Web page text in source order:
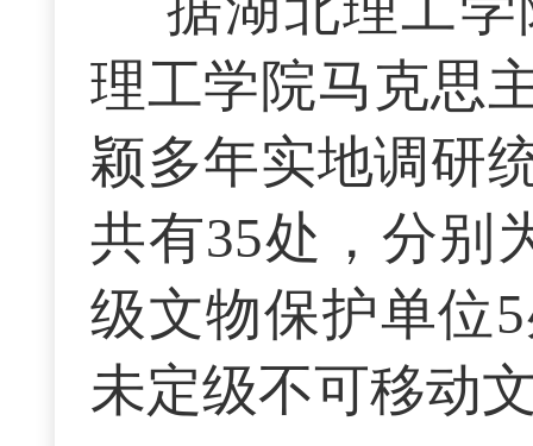
理工学院马克思
颖多年实地调研
共有35处，分别
级文物保护单位
未定级不可移动